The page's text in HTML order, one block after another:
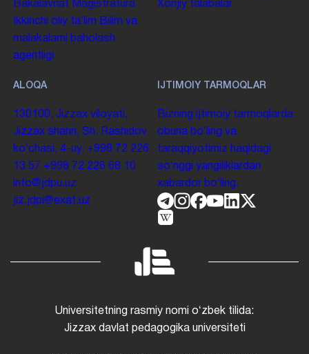
Bakalavriat Magistratura
Ikkinchi oliy taʼlim Bilim va
malakalarni baholash
agentligi
Xorijiy talabalar
ALOQA
130100. Jizzax viloyati,
Jizzax shahri, Sh. Rashidov
koʻchasi, 4-uy. +998 72 226
13 57 +998 72 226 68 10
info@jdpu.uz
jiz.jdpi@exat.uz
IJTIMOIY TARMOQLAR
Bizning ijtimoiy tarmoqlarda
obuna boʻling va
taraqqiyotimiz haqidagi
soʻnggi yangiliklardan
xabardor boʻling.
Universitetning rasmiy nomi oʻzbek tilida:
Jizzax davlat pedagogika universiteti